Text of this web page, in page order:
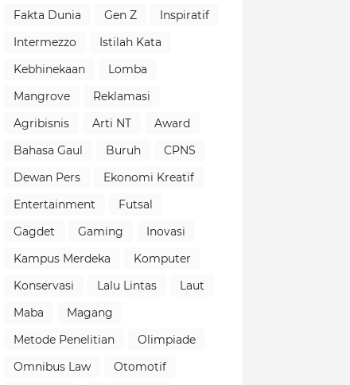
Fakta Dunia
Gen Z
Inspiratif
Intermezzo
Istilah Kata
Kebhinekaan
Lomba
Mangrove
Reklamasi
Agribisnis
Arti NT
Award
Bahasa Gaul
Buruh
CPNS
Dewan Pers
Ekonomi Kreatif
Entertainment
Futsal
Gagdet
Gaming
Inovasi
Kampus Merdeka
Komputer
Konservasi
Lalu Lintas
Laut
Maba
Magang
Metode Penelitian
Olimpiade
Omnibus Law
Otomotif